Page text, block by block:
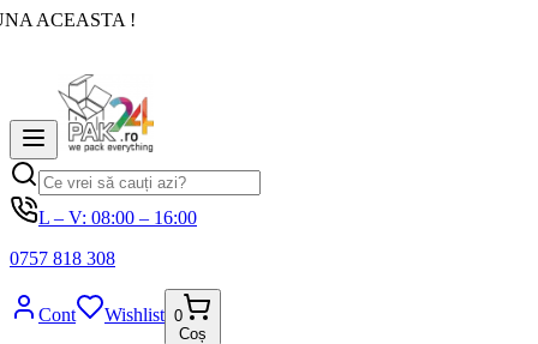
ACEASTA !
L – V: 08:00 – 16:00
0757 818 308
Cont Wishlist 0
Coș